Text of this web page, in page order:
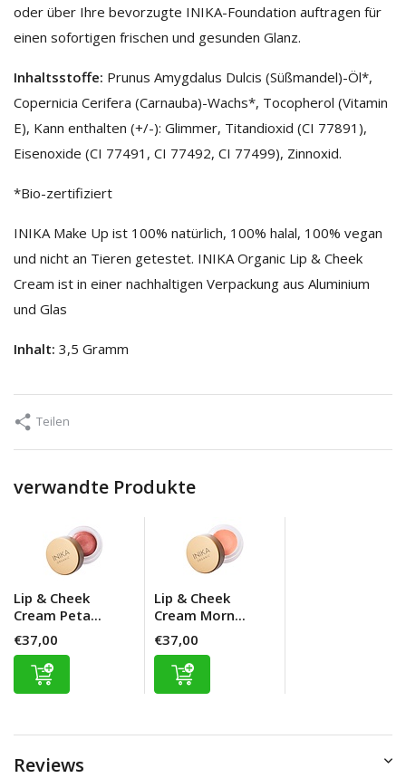
oder über Ihre bevorzugte INIKA-Foundation auftragen für
einen sofortigen frischen und gesunden Glanz.
Inhaltsstoffe: Prunus Amygdalus Dulcis (Süßmandel)-Öl*,
Copernicia Cerifera (Carnauba)-Wachs*, Tocopherol (Vitamin
E), Kann enthalten (+/-): Glimmer, Titandioxid (CI 77891),
Eisenoxide (CI 77491, CI 77492, CI 77499), Zinnoxid.
*Bio-zertifiziert
INIKA Make Up ist 100% natürlich, 100% halal, 100% vegan
und nicht an Tieren getestet. INIKA Organic Lip & Cheek
Cream ist in einer nachhaltigen Verpackung aus Aluminium
und Glas
Inhalt: 3,5 Gramm
Teilen
verwandte Produkte
Lip & Cheek
Cream Peta...
€37,00
Lip & Cheek
Cream Morn...
€37,00
Reviews